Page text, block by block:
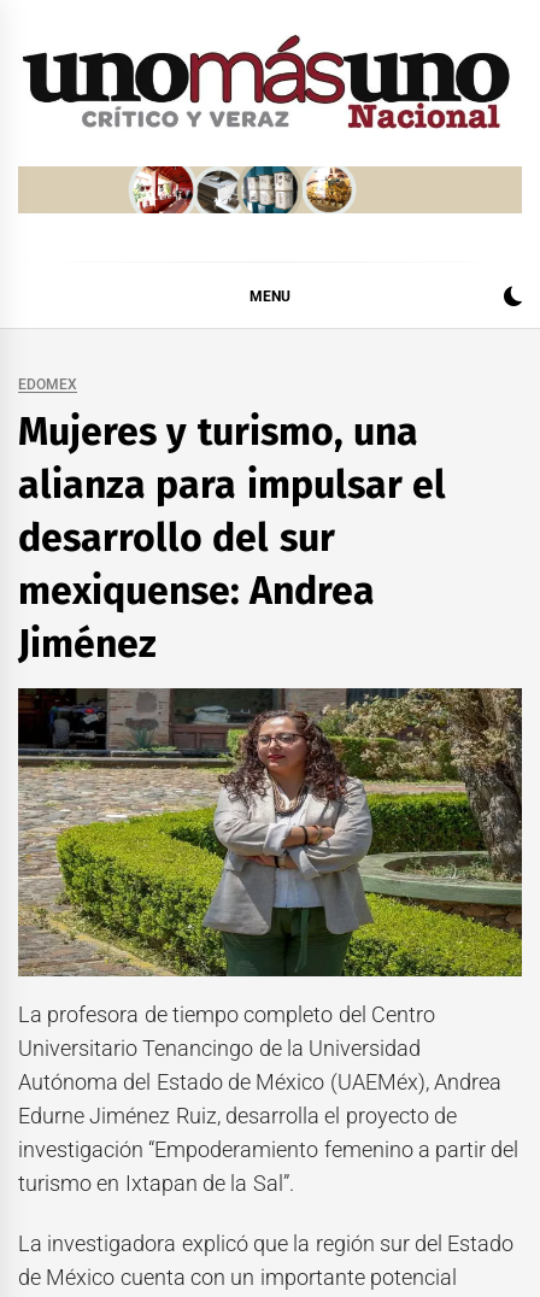
MENU
EDOMEX
Mujeres y turismo, una
alianza para impulsar el
desarrollo del sur
mexiquense: Andrea
Jiménez
La profesora de tiempo completo del Centro
Universitario Tenancingo de la Universidad
Autónoma del Estado de México (UAEMéx), Andrea
Edurne Jiménez Ruiz, desarrolla el proyecto de
investigación “Empoderamiento femenino a partir del
turismo en Ixtapan de la Sal”.
La investigadora explicó que la región sur del Estado
de México cuenta con un importante potencial